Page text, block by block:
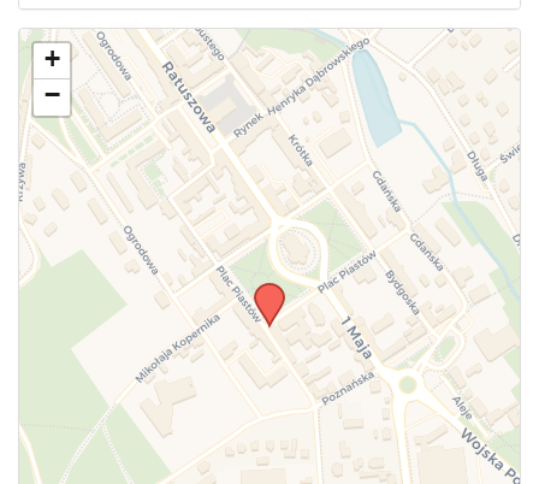
Użyj tego formularza aby przesłać informację o
zmianach w powyższym mityngu.
+
−